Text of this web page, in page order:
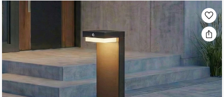
Skip
end
of
the
images
gallery